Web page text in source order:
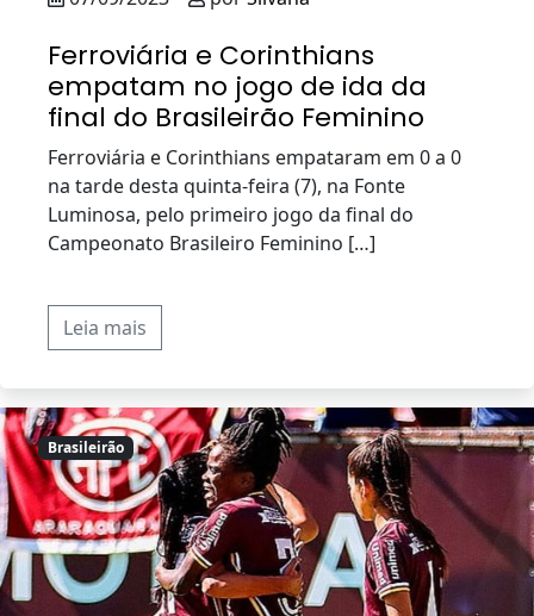
Ferroviária e Corinthians
empatam no jogo de ida da
final do Brasileirão Feminino
Ferroviária e Corinthians empataram em 0 a 0
na tarde desta quinta-feira (7), na Fonte
Luminosa, pelo primeiro jogo da final do
Campeonato Brasileiro Feminino […]
Leia mais
Brasileirão